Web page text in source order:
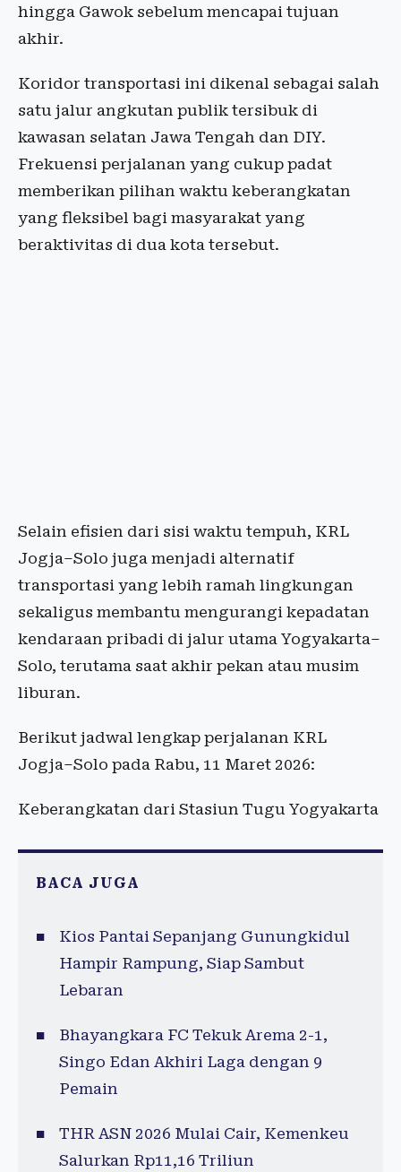
hingga Gawok sebelum mencapai tujuan
akhir.
Koridor transportasi ini dikenal sebagai salah
satu jalur angkutan publik tersibuk di
kawasan selatan Jawa Tengah dan DIY.
Frekuensi perjalanan yang cukup padat
memberikan pilihan waktu keberangkatan
yang fleksibel bagi masyarakat yang
beraktivitas di dua kota tersebut.
Selain efisien dari sisi waktu tempuh, KRL
Jogja–Solo juga menjadi alternatif
transportasi yang lebih ramah lingkungan
sekaligus membantu mengurangi kepadatan
kendaraan pribadi di jalur utama Yogyakarta–
Solo, terutama saat akhir pekan atau musim
liburan.
Berikut jadwal lengkap perjalanan KRL
Jogja–Solo pada Rabu, 11 Maret 2026:
Keberangkatan dari Stasiun Tugu Yogyakarta
BACA JUGA
Kios Pantai Sepanjang Gunungkidul
Hampir Rampung, Siap Sambut
Lebaran
Bhayangkara FC Tekuk Arema 2-1,
Singo Edan Akhiri Laga dengan 9
Pemain
THR ASN 2026 Mulai Cair, Kemenkeu
Salurkan Rp11,16 Triliun